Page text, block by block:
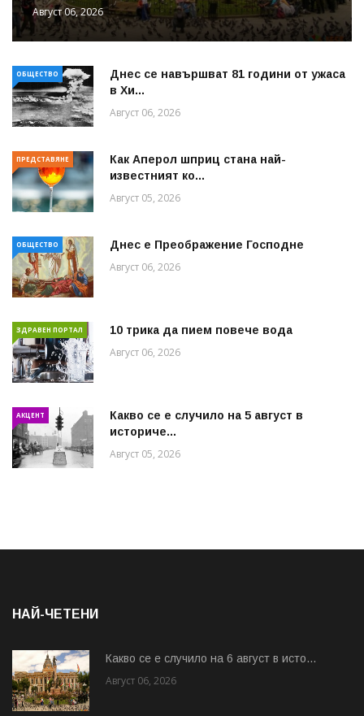
Август 06, 2026
ОБЩЕСТВО
Днес се навършват 81 години от ужаса
в Хи...
Август 06, 2026
ПРЕДСТАВЯНЕ
Как Аперол шприц стана най-
известният ко...
Август 05, 2026
ОБЩЕСТВО Днес е Преображение Господне
Август 06, 2026
ЗДРАВЕН ПОРТАЛ 10 трика да пием повече вода
Август 06, 2026
АКЦЕНТ
Какво се е случило на 5 август в
историче...
Август 05, 2026
НАЙ-ЧЕТЕНИ
Какво се е случило на 6 август в исто...
Август 06, 2026